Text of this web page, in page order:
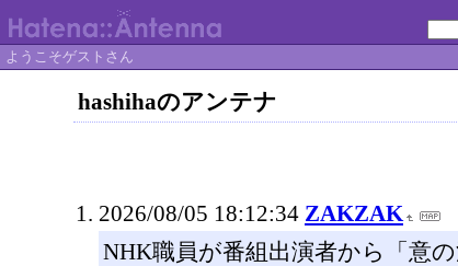
ようこそゲストさん
hashihaのアンテナ
2026/08/05 18:12:34 ZAKZAK
NHK職員が番組出演者から「意